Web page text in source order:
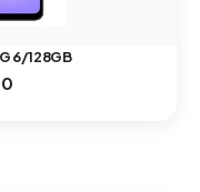
6/128GB